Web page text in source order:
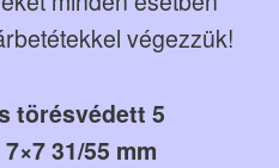
végezzük!
törésvédett 5
31/55 mm